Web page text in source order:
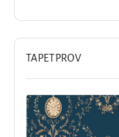
TAPETPROV